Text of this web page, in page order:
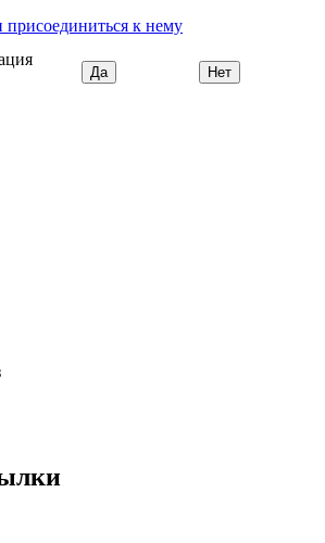
к нему
Да Нет